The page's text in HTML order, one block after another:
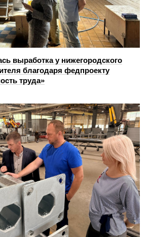
выработка у нижегородского
благодаря федпроекту
труда»